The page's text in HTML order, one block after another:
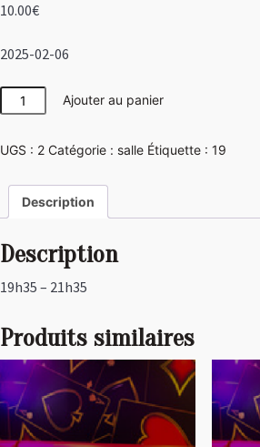
10.00€
2025-02-06
quantité
de
Vegas
Ajouter au panier
UGS : 2 Catégorie : salle Étiquette : 19
Description
Description
19h35 – 21h35
Produits similaires